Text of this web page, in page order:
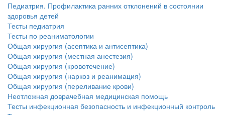
Педиатрия. Профилактика ранних отклонений в состоянии
здоровья детей
Тесты педиатрия
Тесты по реаниматологии
Общая хирургия (асептика и антисептика)
Общая хирургия (местная анестезия)
Общая хирургия (кровотечение)
Общая хирургия (наркоз и реанимация)
Общая хирургия (переливание крови)
Неотложная доврачебная медицинская помощь
Тесты инфекционная безопасность и инфекционный контроль